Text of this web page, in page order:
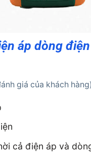
áp dòng
giá của khách hàng)
cả điện áp và